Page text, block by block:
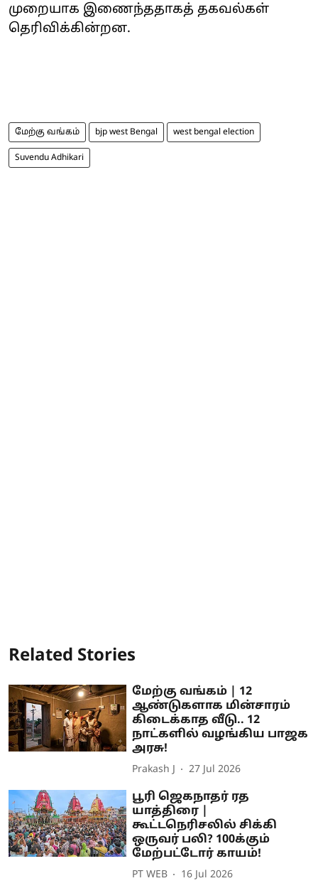
முறையாக இணைந்ததாகத் தகவல்கள்
தெரிவிக்கின்றன.
மேற்கு வங்கம் bjp west Bengal west bengal election
Suvendu Adhikari
Related Stories
மேற்கு வங்கம் | 12
ஆண்டுகளாக மின்சாரம்
கிடைக்காத வீடு.. 12
நாட்களில் வழங்கிய பாஜக
அரசு!
Prakash J 27 Jul 2026
பூரி ஜெகநாதர் ரத
யாத்திரை |
கூட்டநெரிசலில் சிக்கி
ஒருவர் பலி? 100க்கும்
மேற்பட்டோர் காயம்!
PT WEB 16 Jul 2026